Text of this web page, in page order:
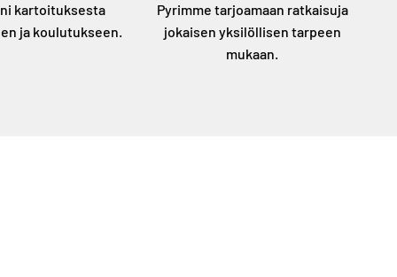
kartoituksesta
ja koulutukseen.
Pyrimme tarjoamaan ratkaisuja
jokaisen yksilöllisen tarpeen
mukaan.